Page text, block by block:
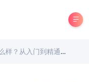
通的全方位解读与职业前景分析